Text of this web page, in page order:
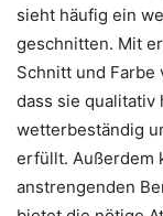
sieht häufig ein
geschnitten. Mit
Schnitt und Farbe
dass sie
wetterbeständig
erfüllt. Außerdem
anstrengenden